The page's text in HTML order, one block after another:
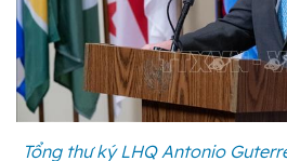
Tổng thư ký LHQ Antonio